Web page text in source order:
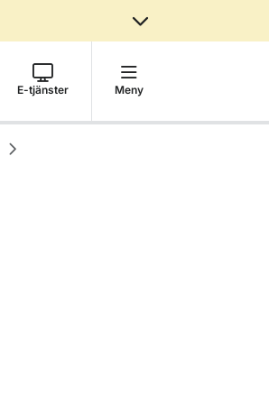
E-tjänster Meny